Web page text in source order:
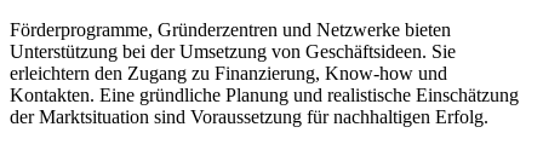
Förderprogramme, Gründerzentren und Netzwerke bieten
Unterstützung bei der Umsetzung von Geschäftsideen. Sie
erleichtern den Zugang zu Finanzierung, Know-how und
Kontakten. Eine gründliche Planung und realistische Einschätzung
der Marktsituation sind Voraussetzung für nachhaltigen Erfolg.